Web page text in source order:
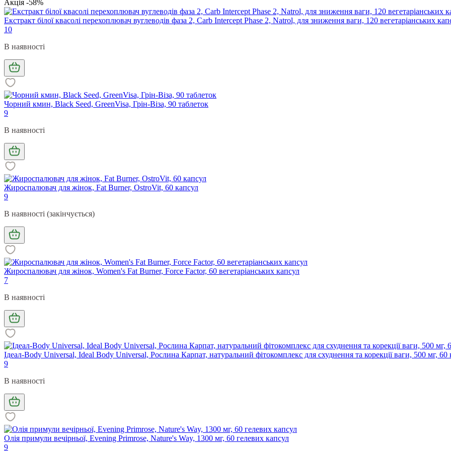
Акція -58%
Екстракт білої квасолі перехоплювач вуглеводів фаза 2, Carb Intercept Phase 2, Natrol, для зниження ваги, 120 вегетаріанських
10
В наявності
Чорний кмин, Black Seed, GreenVisa, Грін-Віза, 90 таблеток
9
В наявності
Жироспалювач для жінок, Fat Burner, OstroVit, 60 капсул
9
В наявності (закінчується)
Жироспалювач для жінок, Women's Fat Burner, Force Factor, 60 вегетаріанських капсул
7
В наявності
Ідеал-Body Universal, Ideal Body Universal, Рослина Карпат, натуральний фітокомплекс для схуднення та корекції ваги, 500 мг, 60
9
В наявності
Олія примули вечірньої, Evening Primrose, Nature's Way, 1300 мг, 60 гелевих капсул
9